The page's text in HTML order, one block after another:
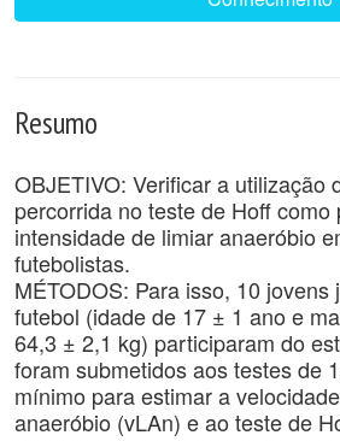
Resumo
OBJETIVO: Verificar a utilização
percorrida no teste de Hoff como
intensidade de limiar anaeróbio
futebolistas.
MÉTODOS: Para isso, 10 jovens
futebol (idade de 17 ± 1 ano e
64,3 ± 2,1 kg) participaram do
foram submetidos aos testes de
mínimo para estimar a
anaeróbio (vLAn) e ao teste de